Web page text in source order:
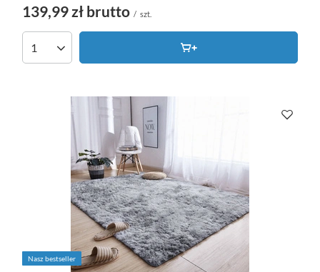
139,99 zł brutto / szt.
Nasz bestseller